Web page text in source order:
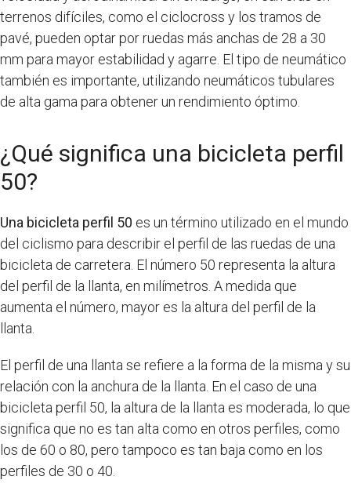
terrenos difíciles, como el ciclocross y los tramos de
pavé, pueden optar por ruedas más anchas de 28 a 30
mm para mayor estabilidad y agarre. El tipo de neumático
también es importante, utilizando neumáticos tubulares
de alta gama para obtener un rendimiento óptimo.
¿Qué significa una bicicleta perfil
50?
Una bicicleta perfil 50 es un término utilizado en el mundo
del ciclismo para describir el perfil de las ruedas de una
bicicleta de carretera. El número 50 representa la altura
del perfil de la llanta, en milímetros. A medida que
aumenta el número, mayor es la altura del perfil de la
llanta.
El perfil de una llanta se refiere a la forma de la misma y su
relación con la anchura de la llanta. En el caso de una
bicicleta perfil 50, la altura de la llanta es moderada, lo que
significa que no es tan alta como en otros perfiles, como
los de 60 o 80, pero tampoco es tan baja como en los
perfiles de 30 o 40.